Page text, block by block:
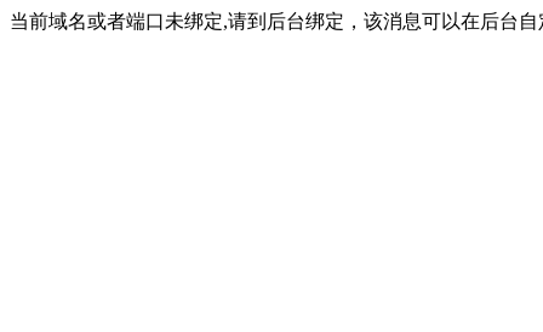
当前域名或者端口未绑定,请到后台绑定，该消息可以在后台自